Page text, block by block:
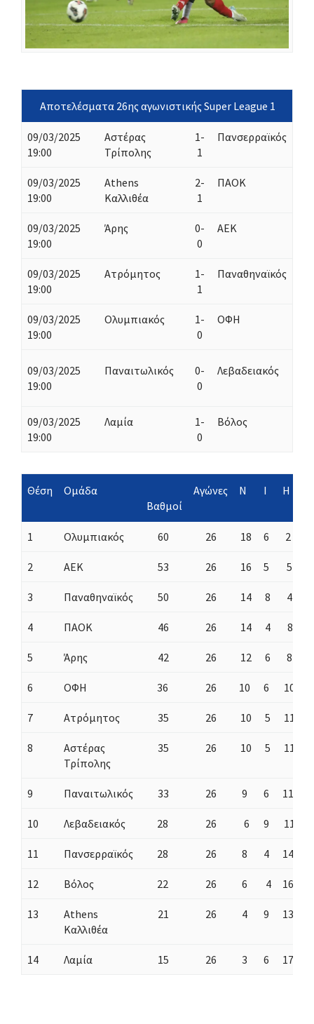
Αποτελέσματα 26ης αγωνιστικής Super League 1
09/03/2025
19:00
Αστέρας
Τρίπολης
1-
1
Πανσερραϊκός
09/03/2025
19:00
Athens
Καλλιθέα
2-
1
ΠΑΟΚ
09/03/2025
19:00
Άρης
0-
0
ΑΕΚ
09/03/2025
19:00
Ατρόμητος
1-
1
Παναθηναϊκός
09/03/2025
19:00
Ολυμπιακός
1-
0
ΟΦΗ
09/03/2025
19:00
Παναιτωλικός
0-
0
Λεβαδειακός
09/03/2025
19:00
Λαμία
1-
0
Βόλος
Θέση
Ομάδα
Βαθμοί
Αγώνες Ν Ι H
1 Ολυμπιακός 60 26 18 6 2
2 ΑΕΚ 53 26 16 5 5
3 Παναθηναϊκός 50 26 14 8 4
4 ΠΑΟΚ 46 26 14 4 8
5 Άρης 42 26 12 6 8
6 ΟΦΗ 36 26 10 6 10
7 Ατρόμητος 35 26 10 5 11
8
Αστέρας
Τρίπολης
35 26 10 5 11
9 Παναιτωλικός 33 26 9 6 11
10 Λεβαδειακός 28 26 6 9 11
11 Πανσερραϊκός 28 26 8 4 14
12 Βόλος 22 26 6 4 16
13
Athens
Καλλιθέα
21 26 4 9 13
14 Λαμία 15 26 3 6 17